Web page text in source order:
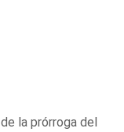
la prórroga del